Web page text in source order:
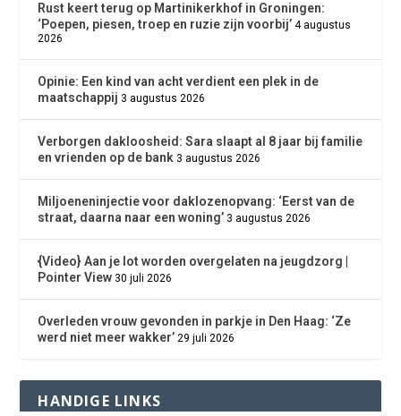
Rust keert terug op Martinikerkhof in Groningen:
‘Poepen, piesen, troep en ruzie zijn voorbij’ 4 augustus
2026
Opinie: Een kind van acht verdient een plek in de
maatschappij 3 augustus 2026
Verborgen dakloosheid: Sara slaapt al 8 jaar bij familie
en vrienden op de bank 3 augustus 2026
Miljoeneninjectie voor daklozenopvang: ‘Eerst van de
straat, daarna naar een woning’ 3 augustus 2026
{Video} Aan je lot worden overgelaten na jeugdzorg |
Pointer View 30 juli 2026
Overleden vrouw gevonden in parkje in Den Haag: ‘Ze
werd niet meer wakker’ 29 juli 2026
HANDIGE LINKS